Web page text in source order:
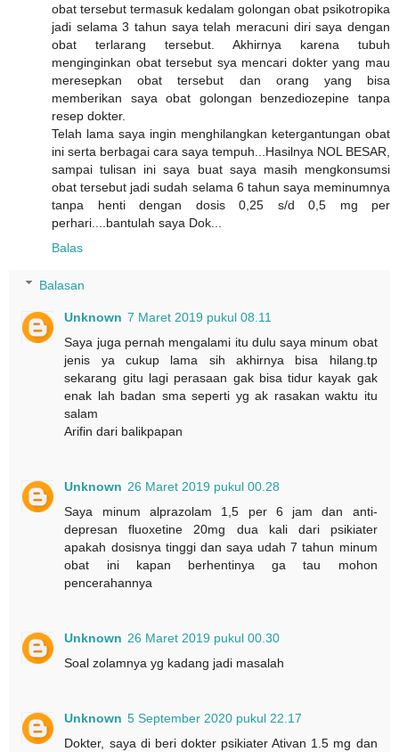
obat tersebut termasuk kedalam golongan obat psikotropika
jadi selama 3 tahun saya telah meracuni diri saya dengan
obat terlarang tersebut. Akhirnya karena tubuh
menginginkan obat tersebut sya mencari dokter yang mau
meresepkan obat tersebut dan orang yang bisa
memberikan saya obat golongan benzediozepine tanpa
resep dokter.
Telah lama saya ingin menghilangkan ketergantungan obat
ini serta berbagai cara saya tempuh...Hasilnya NOL BESAR,
sampai tulisan ini saya buat saya masih mengkonsumsi
obat tersebut jadi sudah selama 6 tahun saya meminumnya
tanpa henti dengan dosis 0,25 s/d 0,5 mg per
perhari....bantulah saya Dok...
Balas
Balasan
Unknown 7 Maret 2019 pukul 08.11
Saya juga pernah mengalami itu dulu saya minum obat
jenis ya cukup lama sih akhirnya bisa hilang.tp
sekarang gitu lagi perasaan gak bisa tidur kayak gak
enak lah badan sma seperti yg ak rasakan waktu itu
salam
Arifin dari balikpapan
Unknown 26 Maret 2019 pukul 00.28
Saya minum alprazolam 1,5 per 6 jam dan anti-
depresan fluoxetine 20mg dua kali dari psikiater
apakah dosisnya tinggi dan saya udah 7 tahun minum
obat ini kapan berhentinya ga tau mohon
pencerahannya
Unknown 26 Maret 2019 pukul 00.30
Soal zolamnya yg kadang jadi masalah
Unknown 5 September 2020 pukul 22.17
Dokter, saya di beri dokter psikiater Ativan 1.5 mg dan